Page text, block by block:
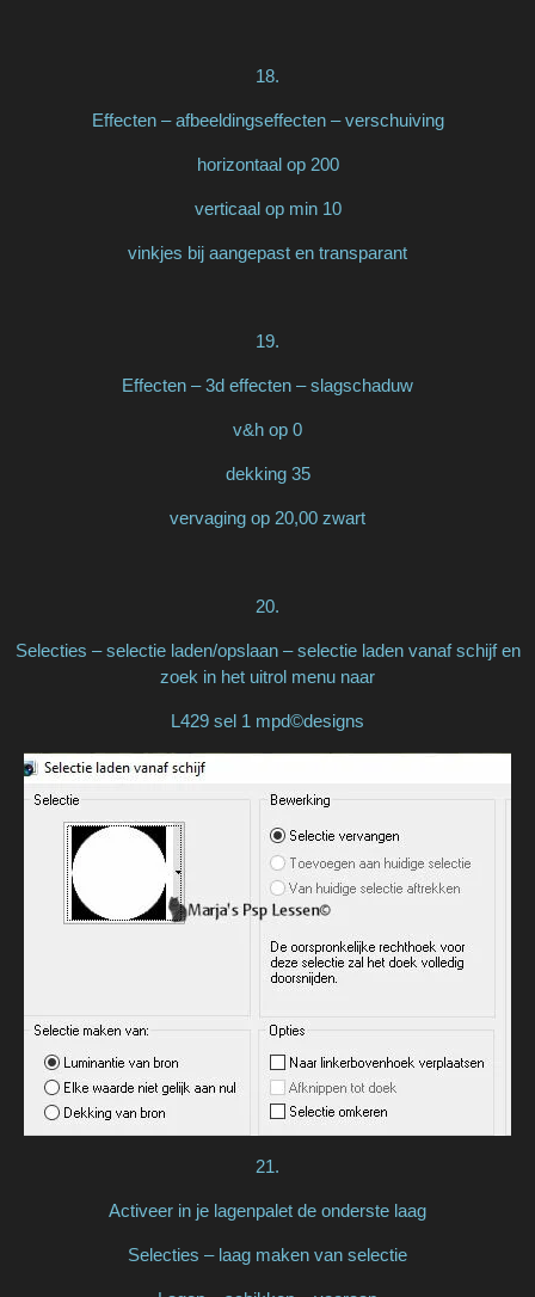
18.
Effecten – afbeeldingseffecten – verschuiving
horizontaal op 200
verticaal op min 10
vinkjes bij aangepast en transparant
19.
Effecten – 3d effecten – slagschaduw
v&h op 0
dekking 35
vervaging op 20,00 zwart
20.
Selecties – selectie laden/opslaan – selectie laden vanaf schijf en
zoek in het uitrol menu naar
L429 sel 1 mpd©designs
21.
Activeer in je lagenpalet de onderste laag
Selecties – laag maken van selectie